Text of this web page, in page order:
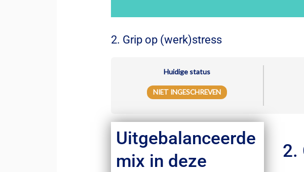
2. Grip op (werk)stress
Huidige status
NIET INGESCHREVEN
Uitgebalanceerde
mix in deze
2.